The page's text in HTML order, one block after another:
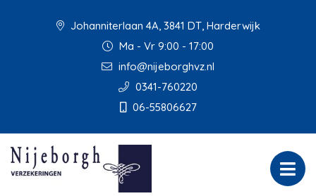
Johanniterlaan 4A, 3841 DT, Harderwijk
Ma - Vr 9:00 - 17:00
info@nijeborghvz.nl
0341-760220
06-55806627